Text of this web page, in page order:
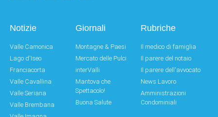
Notizie
Valle Camonica
Lago d'Iseo
Franciacorta
Valle Cavallina
Valle Seriana
Valle Brembana
Giornali
Montagne & Paesi
Mercato delle Pulci
interValli
Mantova che
Spettacolo!
Buona Salute
Rubriche
Il medico di famiglia
Il parere del notaio
Il parere dell'avvocato
News Lavoro
Amministrazioni
Condominiali